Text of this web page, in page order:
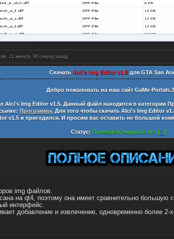
21 минуту, 31 секунду назад.
СкачатьAlci's Img Editor v1.5 для GTA San
Добро пожаловать на наш сайт GaMe-
Alci's Img Editor v1.5. Данный файл находится в категории
Программы. Для того чтобы скачать Alci's Img Editor
v1.5 и пригодился. И просим вас оставить не большой
Статус: Проверен, вирусов нет [?]
img файлов.
на qt4, поэтому она имеет сравнительно
интерфейс.
добавление и извлечение, одновременно более 2-